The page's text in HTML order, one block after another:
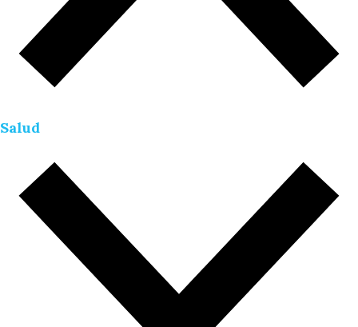
Salud